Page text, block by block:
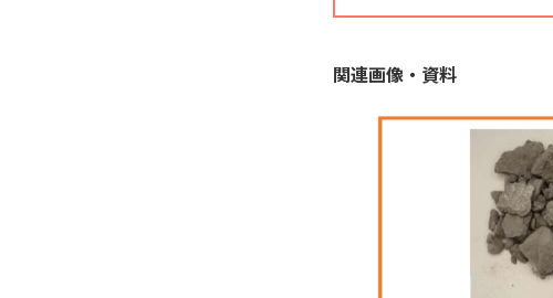
関連画像・資料